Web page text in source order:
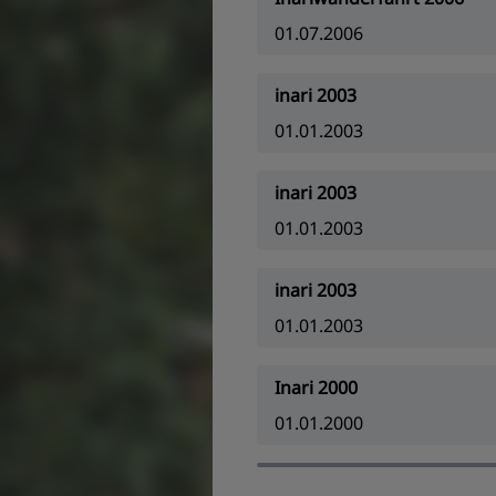
01.07.2006
inari 2003
01.01.2003
inari 2003
01.01.2003
inari 2003
01.01.2003
Inari 2000
01.01.2000